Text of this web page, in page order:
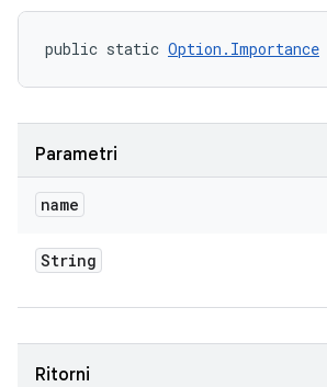
public static Option.Importance
Parametri
name
String
Ritorni